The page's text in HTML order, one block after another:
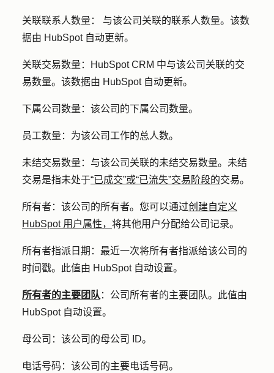
关联联系人数量： 与该公司关联的联系人数量。该数
据由 HubSpot 自动更新。
关联交易数量：
HubSpot CRM 中与该公司关联的交
易数量。该数据由 HubSpot 自动更新。
下属公司数量： 该公司的下属公司数量。
员工数量： 为该公司工作的总人数。
未结交易数量： 与该公司关联的未结交易数量。未结
交易是指未处于“已成交”或“已流失”交易阶段的交易。
所有者： 该公司的所有者。您可以通过创建自定义
HubSpot 用户属性， 将其他用户分配给公司记录。
所有者指派日期： 最近一次将所有者指派给该公司的
时间戳。此值由 HubSpot 自动设置。
所有者的主要团队 ： 公司所有者的主要团队。此值由
HubSpot 自动设置。
母公司： 该公司的母公司 ID。
电话号码： 该公司的主要电话号码。